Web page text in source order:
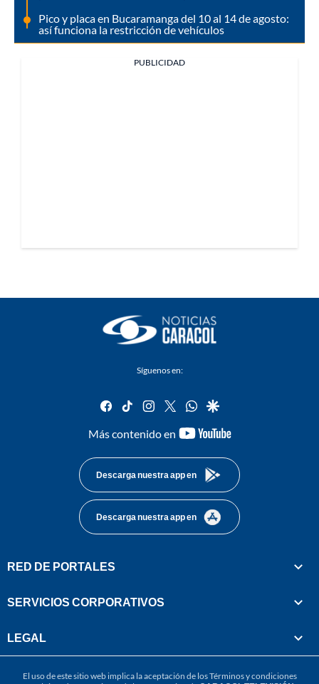
Pico y placa en Bucaramanga del 10 al 14 de agosto:
así funciona la restricción de vehículos
PUBLICIDAD
Síguenos en:
facebook
tiktok instagram
twitterwhatsapp
google
Más contenido en
youtube-
Descarga nuestra app en
Descarga nuestra app en
RED DE PORTALES
SERVICIOS CORPORATIVOS
LEGAL
El uso de este sitio web implica la aceptación de losTérminos y condiciones